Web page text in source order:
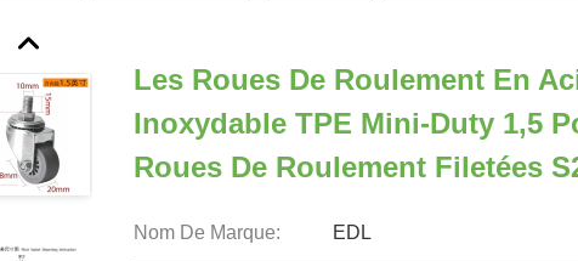
Les Roues De Roulement En
Inoxydable TPE Mini-Duty 1,5
Roues De Roulement Filetées
Nom De Marque: EDL